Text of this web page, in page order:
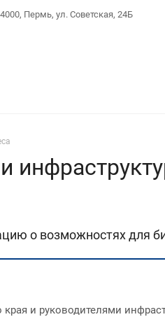
Пермь, ул. Советская, 24Б
о возможностях для
и руководителями